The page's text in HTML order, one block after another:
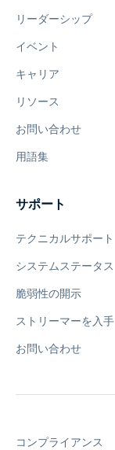
リーダーシップ
イベント
キャリア
リソース
お問い合わせ
用語集
サポート
テクニカルサポート
システムステータス
脆弱性の開示
ストリーマーを入手
お問い合わせ
コンプライアンス